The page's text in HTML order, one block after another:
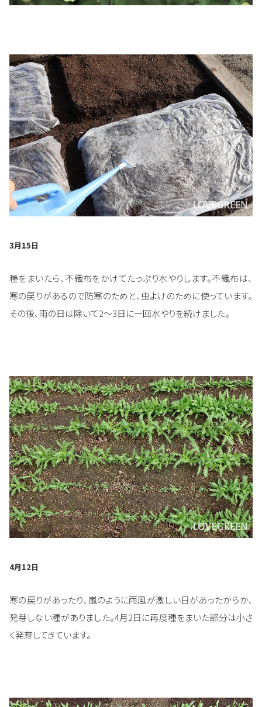
3月15日
種をまいたら、不織布をかけてたっぷり水やりします。不織布は、
寒の戻りがあるので防寒のためと、虫よけのために使っています。
その後、雨の日は除いて2～3日に一回水やりを続けました。
4月12日
寒の戻りがあったり、嵐のように雨風が激しい日があったからか、
発芽しない種がありました。4月2日に再度種をまいた部分は小さ
く発芽してきています。